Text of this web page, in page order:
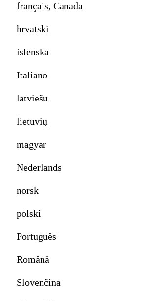
français, Canada
hrvatski
íslenska
Italiano
latviešu
lietuvių
magyar
Nederlands
norsk
polski
Português
Română
Slovenčina